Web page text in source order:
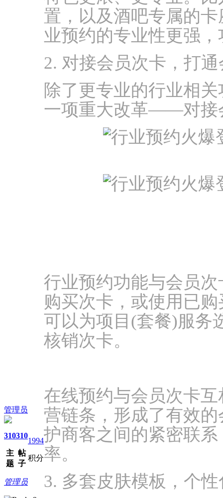
管理员
310
主
题
310
帖
子
1994
积分
管理员
置，以及酒吧专属的
业预约的专业性更强
2. 对接会员次卡，打
除了更专业的行业相
一项重大改革——对接
行业预约功能与会员
购买次卡，或使用已
可以为项目(套餐)服务
核销次卡。
在线预约与会员次卡
营链条，形成了有效
护商客之间的紧密联
率。
3. 多套皮肤模板，个